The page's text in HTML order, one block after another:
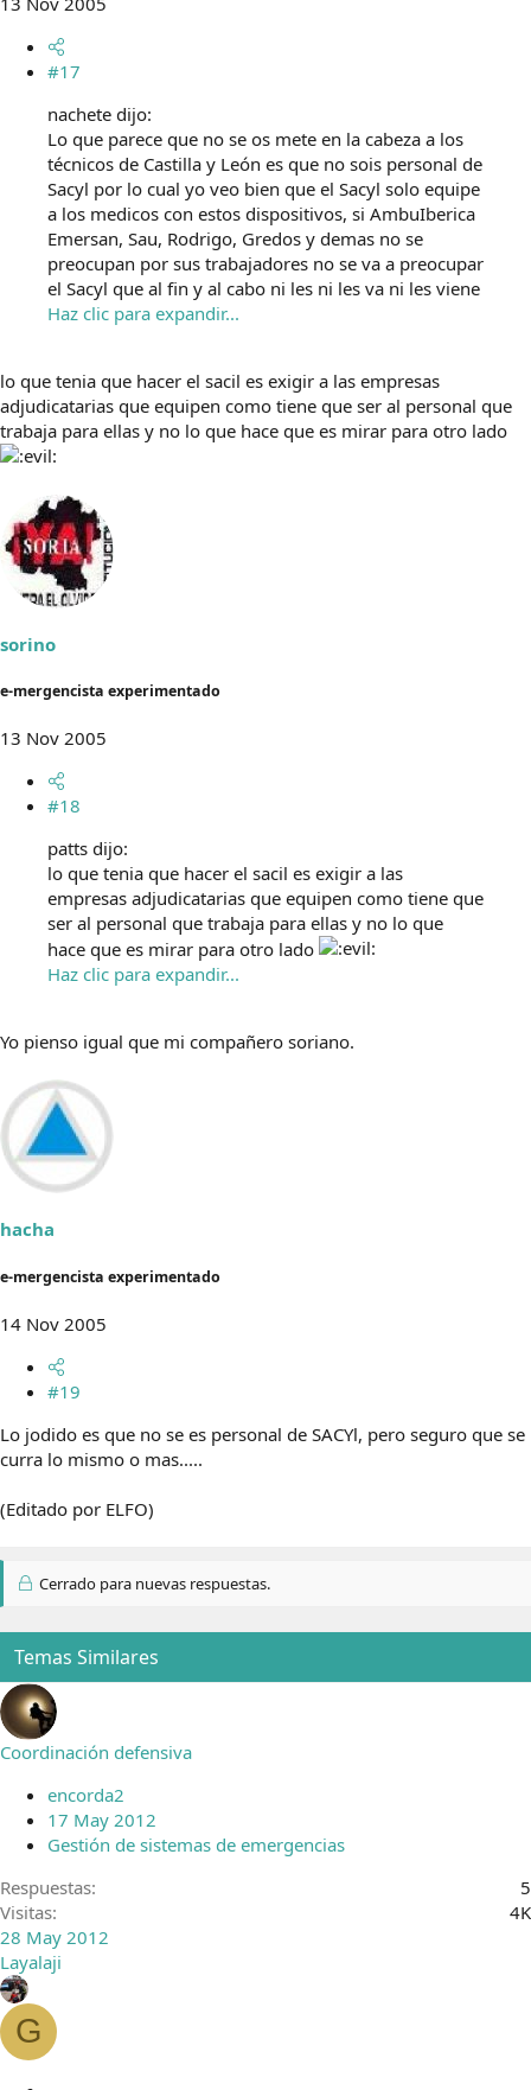
#17
nachete dijo:
Lo que parece que no se os mete en la cabeza a los
técnicos de Castilla y León es que no sois personal de
Sacyl por lo cual yo veo bien que el Sacyl solo equipe
a los medicos con estos dispositivos, si AmbuIberica
Emersan, Sau, Rodrigo, Gredos y demas no se
preocupan por sus trabajadores no se va a preocupar
el Sacyl que al fin y al cabo ni les ni les va ni les viene
Haz clic para expandir...
lo que tenia que hacer el sacil es exigir a las empresas
adjudicatarias que equipen como tiene que ser al personal que
trabaja para ellas y no lo que hace que es mirar para otro lado
sorino
e-mergencista experimentado
13 Nov 2005
#18
patts dijo:
lo que tenia que hacer el sacil es exigir a las
empresas adjudicatarias que equipen como tiene que
ser al personal que trabaja para ellas y no lo que
hace que es mirar para otro lado
Haz clic para expandir...
Yo pienso igual que mi compañero soriano.
hacha
e-mergencista experimentado
14 Nov 2005
#19
Lo jodido es que no se es personal de SACYl, pero seguro que se
curra lo mismo o mas.....
(Editado por ELFO)
Cerrado para nuevas respuestas.
Temas Similares
Coordinación defensiva
encorda2
17 May 2012
Gestión de sistemas de emergencias
Respuestas
5
Visitas
4K
28 May 2012
Layalaji
G